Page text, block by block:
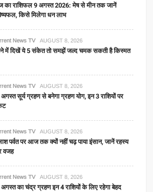
राशिफल 9 अगस्त 2026: मेष से मीन तक जानें
किसे मिलेगा धन लाभ
News TV AUGUST 8, 2026
में दिखें ये 5 संकेत तो समझें जल्द चमक सकती है किस्मत
News TV AUGUST 8, 2026
सूर्य ग्रहण से बनेगा ग्रहण योग, इन 3 राशियों पर
News TV AUGUST 8, 2026
पर्वत पर आज तक क्यों नहीं चढ़ पाया इंसान, जानें रहस्य
वजह
News TV AUGUST 8, 2026
का चंद्र ग्रहण इन 4 राशियों के लिए रहेगा बेहद